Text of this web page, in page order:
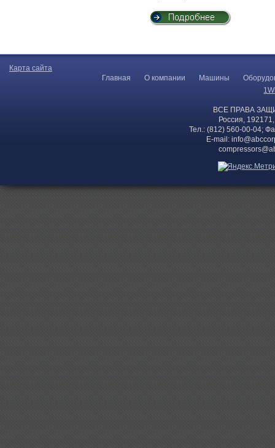
Карта сайта
Главная
О компании Машины
ВСЕ ПРАВА
Россия,
Тел.: (812) 560-00-04;
E-mail: